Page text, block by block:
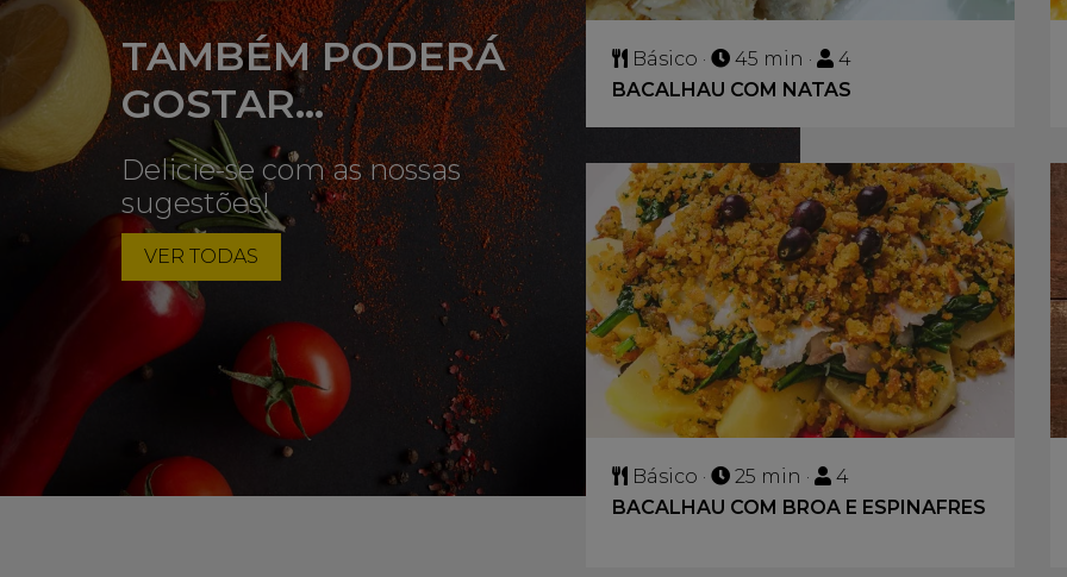
TAMBÉM PODERÁ
GOSTAR...
Delicie-se com as nossas
sugestões!
VER TODAS
Básico · 45 min ·
4
BACALHAU COM NATAS
Básico · 25 min ·
4
BACALHAU COM BROA E ESPINAFRES